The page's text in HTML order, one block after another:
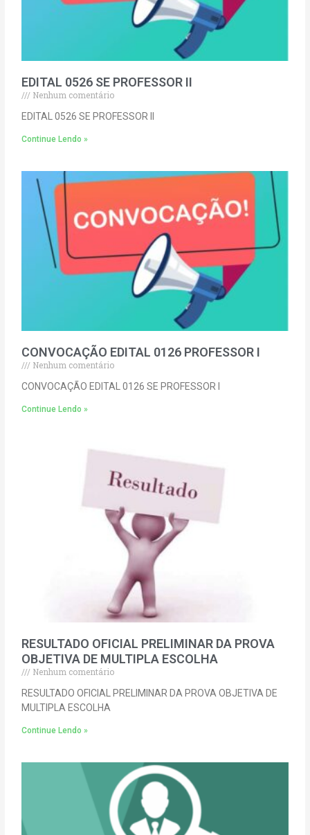
EDITAL 0526 SE PROFESSOR II
Nenhum comentário
EDITAL 0526 SE PROFESSOR II
Continue Lendo »
CONVOCAÇÃO EDITAL 0126 PROFESSOR I
Nenhum comentário
CONVOCAÇÃO EDITAL 0126 SE PROFESSOR I
Continue Lendo »
RESULTADO OFICIAL PRELIMINAR DA PROVA
OBJETIVA DE MULTIPLA ESCOLHA
Nenhum comentário
RESULTADO OFICIAL PRELIMINAR DA PROVA OBJETIVA DE
MULTIPLA ESCOLHA
Continue Lendo »